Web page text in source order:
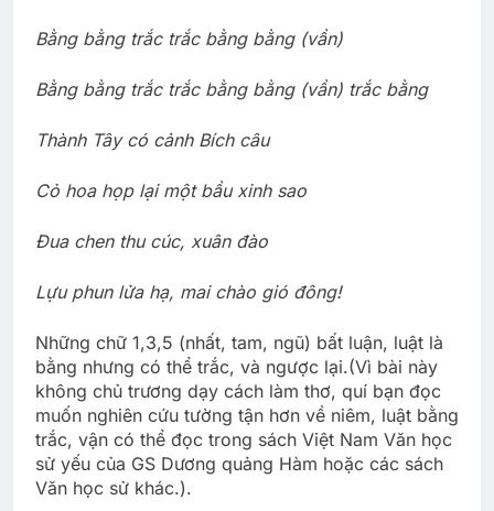
Bằng bằng trắc trắc bằng bằng (vần)
Bằng bằng trắc trắc bằng bằng (vần) trắc bằng
Thành Tây có cảnh Bích câu
Cỏ hoa họp lại một bầu xinh sao
Đua chen thu cúc, xuân đào
Lựu phun lửa hạ, mai chào gió đông!
Những chữ 1,3,5 (nhất, tam, ngũ) bất luận, luật là
bằng nhưng có thể trắc, và ngược lại.(Vì bài này
không chủ trương dạy cách làm thơ, quí bạn đọc
muốn nghiên cứu tường tận hơn về niêm, luật bằng
trắc, vận có thể đọc trong sách Việt Nam Văn học
sử yếu của GS Dương quảng Hàm hoặc các sách
Văn học sử khác.).